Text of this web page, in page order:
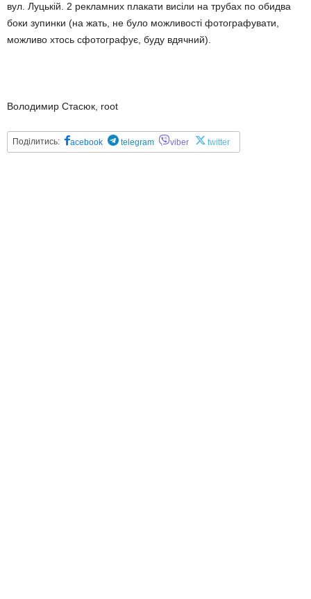
вул. Луцькій. 2 рекламних плакати висіли на трубах по обидва
боки зупинки (на жать, не було можливості фотографувати,
можливо хтось сфотографує, буду вдячний).
Володимир Стасюк, root
Поділитись: acebook telegram viber twitter